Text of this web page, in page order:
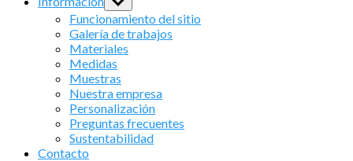
sub
menu
Funcionamiento del sitio
Galería de trabajos
Materiales
Medidas
Muestras
Nuestra empresa
Personalización
Preguntas frecuentes
Sustentabilidad
Contacto